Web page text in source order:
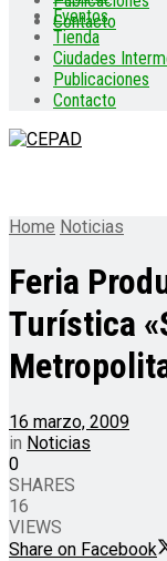
Contacto
Eventos
Tienda
Ciudades
Publicaciones
Contacto
Home Noticias
Feria
Turística
16 marzo, 2009
in Noticias
0
SHARES
16
VIEWS
Share on Facebook